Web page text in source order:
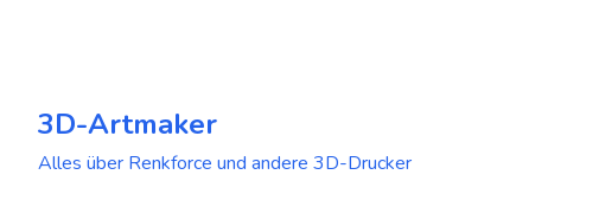
3D-Artmaker
Alles über Renkforce und andere 3D-Drucker